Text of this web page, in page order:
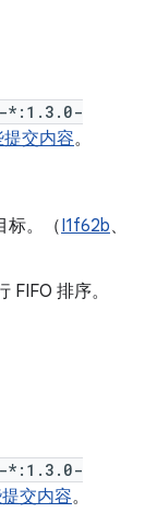
*:1.3.0-
交内容。
标。（I1f62b、
FIFO 排序。
*:1.3.0-
交内容。